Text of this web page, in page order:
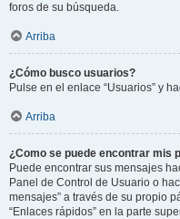
foros de su búsqueda.
Arriba
¿Cómo busco usuarios?
Pulse en el enlace “Usuarios” y
Arriba
¿Como se puede encontrar mis
Puede encontrar sus mensajes
Panel de Control de Usuario o
mensajes” a través de su propio
“Enlaces rápidos” en la parte